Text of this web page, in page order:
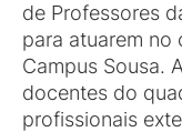
de Professores
para atuarem no
Campus Sousa.
docentes do
profissionais